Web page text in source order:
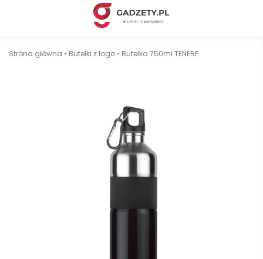
Strona główna • Butelki z logo • Butelka 750ml TENERE